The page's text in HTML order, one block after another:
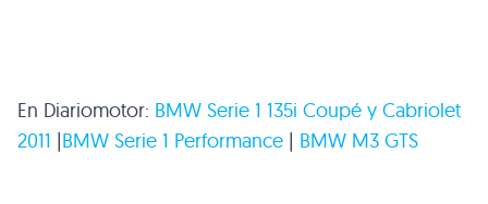
En Diariomotor: BMW Serie 1 135i Coupé y Cabriolet
2011 |BMW Serie 1 Performance | BMW M3 GTS